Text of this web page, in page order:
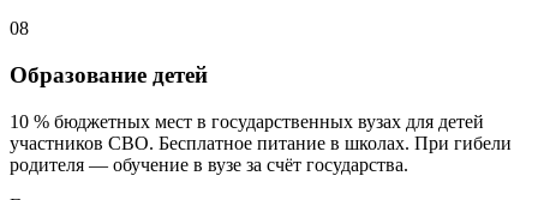
08
Образование детей
10 % бюджетных мест в государственных вузах для детей
участников СВО. Бесплатное питание в школах. При гибели
родителя — обучение в вузе за счёт государства.